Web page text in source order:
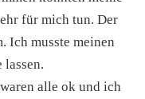
für mich tun. Der
Ich musste meinen
lassen.
alle ok und ich